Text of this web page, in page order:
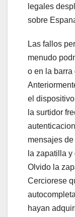
legales
sobre
Las fallos
menudo
o en la barra
el
la surtidor
mensajes
la zapatilla
Olvido la
Cerciorese
hayan